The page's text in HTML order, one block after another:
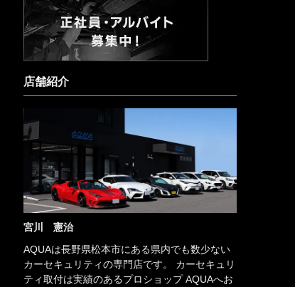
店舗紹介
宮川 憲治
AQUAは長野県松本市にある県内でも数少ない
カーセキュリティの専門店です。 カーセキュリ
ティ取付は実績のあるプロショップ AQUAへお